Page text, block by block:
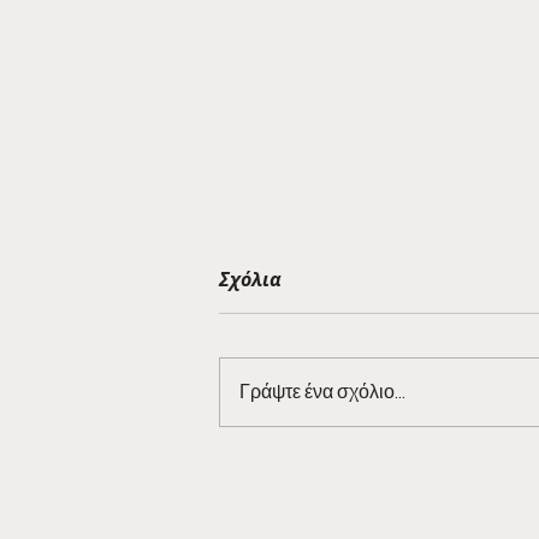
Barman Tales 7/3
Σχόλια
Γράψτε ένα σχόλιο...